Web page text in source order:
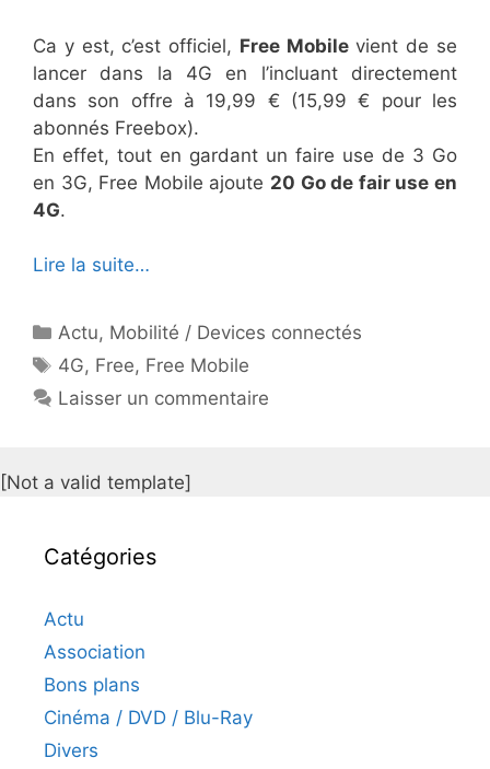
Ca y est, c’est officiel, Free Mobilevient de se
lancer dans la 4G en l’incluant directement
dans son offre à 19,99 € (15,99 € pour les
abonnés Freebox).
En effet, tout en gardant un faire use de 3 Go
en 3G, Free Mobile ajoute 20 Go de fair use en
4G.
Lire la suite…
Catégories
Actu, Mobilité / Devices connectés
Étiquettes
4G, Free, Free Mobile
Laisser un commentaire
[Not a valid template]
Catégories
Actu
Association
Bons plans
Cinéma / DVD / Blu-Ray
Divers